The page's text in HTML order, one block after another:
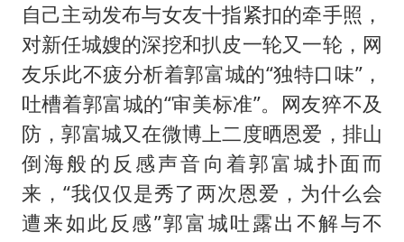
自己主动发布与女友十指紧扣的牵手照，
对新任城嫂的深挖和扒皮一轮又一轮，网
友乐此不疲分析着郭富城的“独特口味”，
吐槽着郭富城的“审美标准”。网友猝不及
防，郭富城又在微博上二度晒恩爱，排山
倒海般的反感声音向着郭富城扑面而
来，“我仅仅是秀了两次恩爱，为什么会
遭来如此反感”郭富城吐露出不解与不